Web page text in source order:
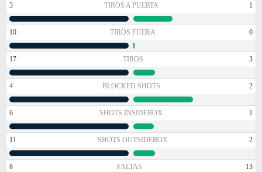
3 TIROS A PUERTA 1
10 TIROS FUERA 0
17 TIROS 3
4 BLOCKED SHOTS 2
6 SHOTS INSIDEBOX 1
11 SHOTS OUTSIDEBOX 2
8 FALTAS 13